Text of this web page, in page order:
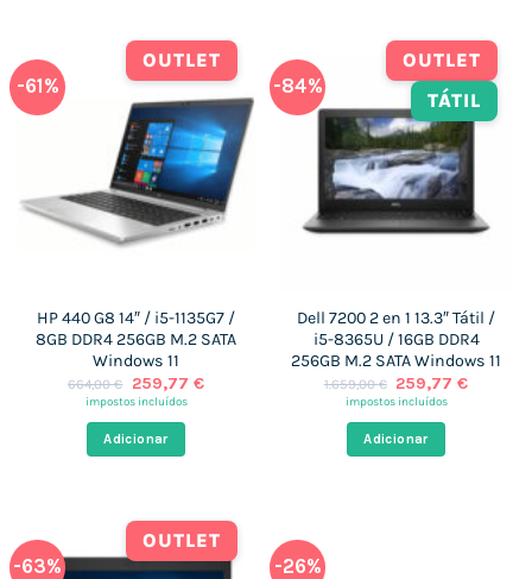
-61%
OUTLET
HP 440 G8 14″ / i5-1135G7 /
8GB DDR4 256GB M.2 SATA
Windows 11
664,00€
O
preço
era:
664,00 €.
259,77 €O
impostos incluídos
Adicionar
-84%
OUTLET
TÁTIL
Dell 7200 2 en 1 13.3″ Tátil /
i5-8365U / 16GB DDR4
256GB M.2 SATA Windows 11
1.659,00€ O
preço
era:
1.659,00 €.
259,77€O
impostos incluídos
Adicionar
-63%
OUTLET
-26%